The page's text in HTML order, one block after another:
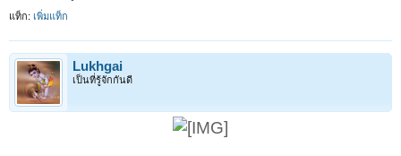
แท็ก: เพิ่มแท็ก
Lukhgai
เป็นที่รู้จักกันดี